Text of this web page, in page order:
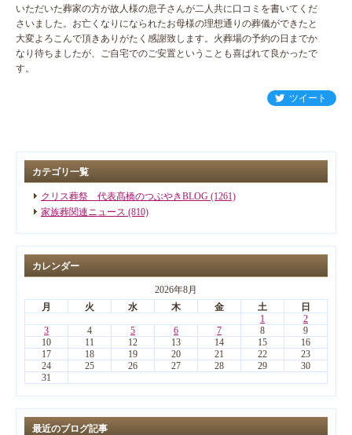
いただいた葬家の方が故人様の息子さんが二人共に口コミを書いてくだ
さいました。お亡くなりになられたお母様の理想通りの葬儀ができたと
大変よろこんで頂きありがたく感謝致します。火葬場の予約の日までか
なり待ちましたが、ご自宅でのご安置ということも喜ばれて良かったで
す。
ツイート
カテゴリ一覧
クリス葬祭 代表髙橋のつぶやきBLOG (1261)
家族葬関連ニュース (810)
カレンダー
2026年8月
月
火 水 木 金 土
日
1
2
3
4 5 6 7 8
9
10
11 12 13 14 15
16
17
18 19 20 21 22
23
24
25 26 27 28 29
30
31
最近のブログ記事